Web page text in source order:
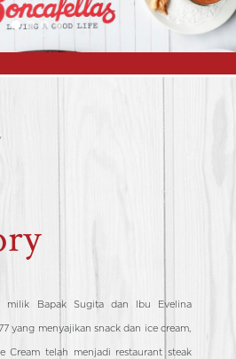
milik Bapak Sugita dan Ibu Evelina
yang menyajikan snack dan ice cream,
Cream telah menjadi restaurant steak